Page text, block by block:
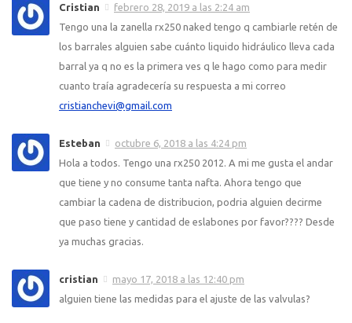
Cristian
febrero 28, 2019 a las 2:24 am
Tengo una la zanella rx250 naked tengo q cambiarle retén de
los barrales alguien sabe cuánto liquido hidráulico lleva cada
barral ya q no es la primera ves q le hago como para medir
cuanto traía agradecería su respuesta a mi correo
cristianchevi@gmail.com
Esteban
octubre 6, 2018 a las 4:24 pm
Hola a todos. Tengo una rx250 2012. A mi me gusta el andar
que tiene y no consume tanta nafta. Ahora tengo que
cambiar la cadena de distribucion, podria alguien decirme
que paso tiene y cantidad de eslabones por favor???? Desde
ya muchas gracias.
cristian
mayo 17, 2018 a las 12:40 pm
alguien tiene las medidas para el ajuste de las valvulas?